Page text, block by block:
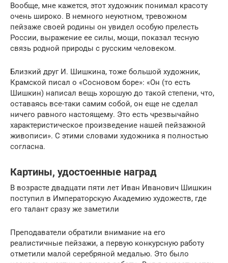
Вообще, мне кажется, этот художник понимал красоту
очень широко. В немного неуютном, тревожном
пейзаже своей родины он увидел особую прелесть
России, выражение ее силы, мощи, показал тесную
связь родной природы с русским человеком.
Близкий друг И. Шишкина, тоже большой художник,
Крамской писал о «Сосновом боре»: «Он (то есть
Шишкин) написал вещь хорошую до такой степени, что,
оставаясь все-таки самим собой, он еще не сделал
ничего равного настоящему. Это есть чрезвычайно
характеристическое произведение нашей пейзажной
живописи». С этими словами художника я полностью
согласна.
Картины, удостоенные наград
В возрасте двадцати пяти лет Иван Иванович Шишкин
поступил в Императорскую Академию художеств, где
его талант сразу же заметили
Преподаватели обратили внимание на его
реалистичные пейзажи, а первую конкурсную работу
отметили малой серебряной медалью. Это было